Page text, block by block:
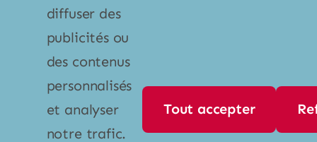
À propos
Contact
Politique de confidentialité
Contact
diffuser des
publicités ou
des contenus
personnalisés
et analyser
notre trafic.
Tout accepter